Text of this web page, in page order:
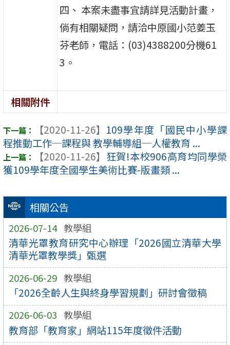
相關公告
2026-07-14 教學組
清華光罩教育研究中心辦理「2026國立清華大學
清華光罩教學獎」甄選
2026-06-29 教學組
「2026全齡人生與終身學習規劃」研討會徵稿
2026-06-03 教學組
教育部「教育家」網站115年度徵件活動
四、 本案未盡事宜請詳見活動計畫，
倘有相關疑問，請洽中原國小范姜玉
芬老師，電話：(03)4388200分機61
3。
相關附件
【2020-11-26】 109學年度「國民中小學課
程推動工作─課程與 教學輔導組─人權教育 ...
【2020-11-26】 狂賀!本校906高育均同學榮
獲109學年度全國學生美術比賽-版畫類 ...